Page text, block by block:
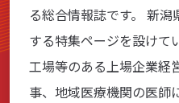
岡三にいがたと始める
る総合情報誌です。 新
する特集ページを設けて
工場等のある上場企業経
事、地域医療機関の医師